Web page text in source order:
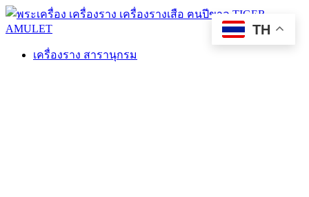
เครื่องราง สารานุกรม
TH